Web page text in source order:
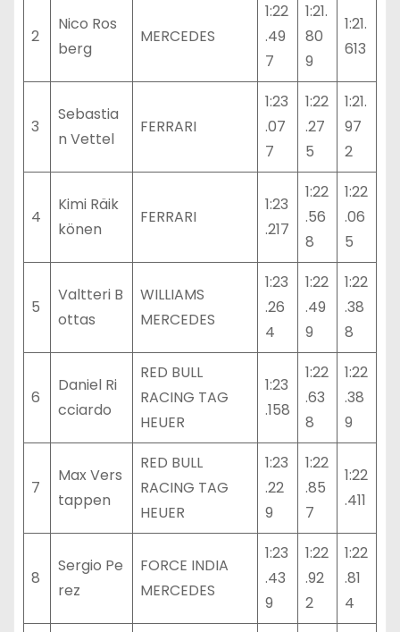
2
Nico Ros
berg
MERCEDES
1:22
.49
7
1:21.
80
9
1:21.
613
3
Sebastia
n Vettel
FERRARI
1:23
.07
7
1:22
.27
5
1:21.
97
2
4
Kimi Räik
könen
FERRARI
1:23
.217
1:22
.56
8
1:22
.06
5
5
Valtteri B
ottas
WILLIAMS
MERCEDES
1:23
.26
4
1:22
.49
9
1:22
.38
8
6
Daniel Ri
cciardo
RED BULL
RACING TAG
HEUER
1:23
.158
1:22
.63
8
1:22
.38
9
7
Max Vers
tappen
RED BULL
RACING TAG
HEUER
1:23
.22
9
1:22
.85
7
1:22
.411
8
Sergio Pe
rez
FORCE INDIA
MERCEDES
1:23
.43
9
1:22
.92
2
1:22
.81
4